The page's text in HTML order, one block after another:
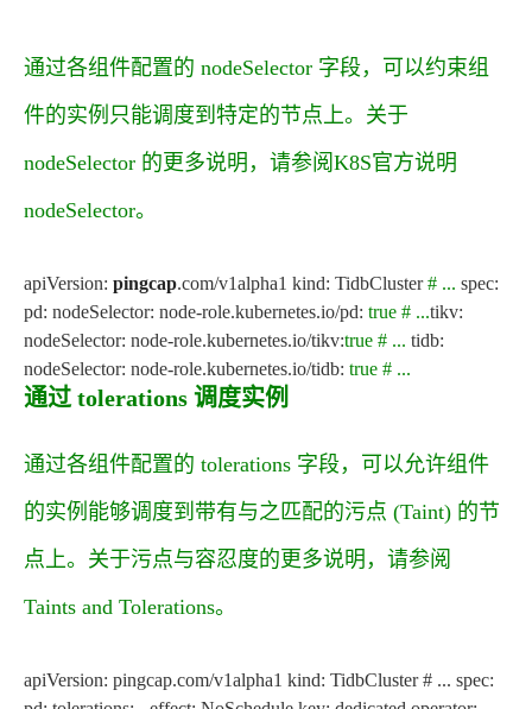
通过各组件配置的 nodeSelector 字段，可以约束组
件的实例只能调度到特定的节点上。关于
nodeSelector 的更多说明，请参阅K8S官方说明
nodeSelector。
apiVersion: pingcap.com/v1alpha1 kind: TidbCluster# ... spec:
pd: nodeSelector: node-role.kubernetes.io/pd: true # ...tikv:
nodeSelector: node-role.kubernetes.io/tikv:true # ... tidb:
nodeSelector: node-role.kubernetes.io/tidb: true # ...
通过 tolerations 调度实例
通过各组件配置的 tolerations 字段，可以允许组件
的实例能够调度到带有与之匹配的污点 (Taint) 的节
点上。关于污点与容忍度的更多说明，请参阅
Taints and Tolerations。
apiVersion: pingcap.com/v1alpha1 kind: TidbCluster # ... spec: